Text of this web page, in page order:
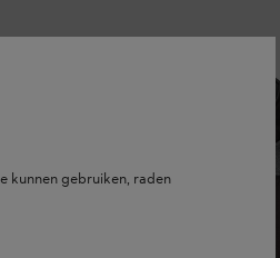
kunnen gebruiken, raden